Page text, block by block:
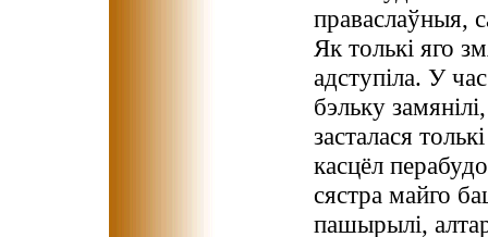
праваслаўныя,
Як толькі яго
адступіла. У
бэльку
засталася
касцёл
сястра майго
пашырылі,